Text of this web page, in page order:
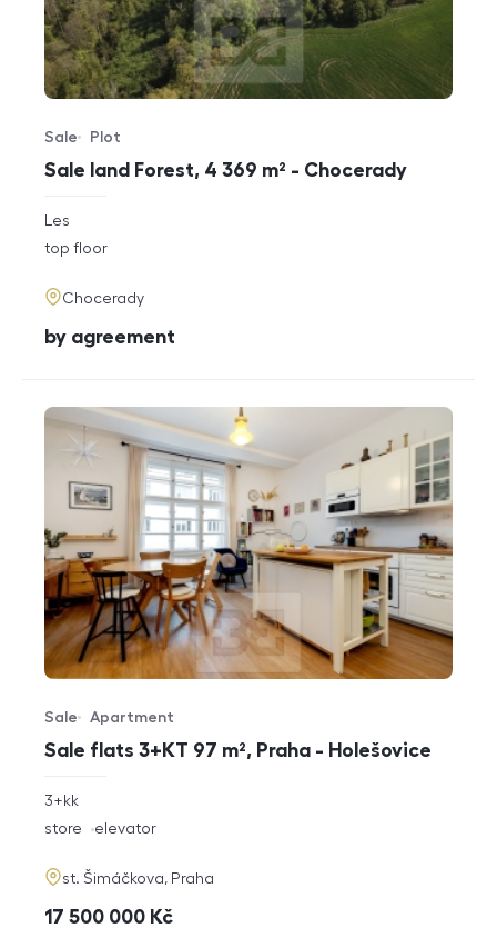
Sale land Forest, 4 369 m² - Chocerady
Offer type
Sale
Property type
Plot
rozměry
disposition
Les
funkce
top floor
adresa
Chocerady
cena
by agreement
Sale flats 3+KT 97 m², Praha - Holešovice
Offer type
Sale
Property type
Apartment
rozměry
disposition
3+kk
funkce
store elevator
adresa
st. Šimáčkova, Praha
cena
17 500 000 Kč